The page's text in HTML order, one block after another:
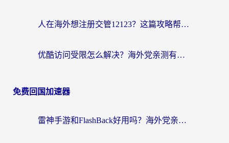
人在海外想注册交管12123？这篇攻略帮你搞定（附回国加速神器）
优酷访问受限怎么解决？海外党亲测有效的回国加速方案
免费回国加速器
雷神手游和FlashBack好用吗？海外党亲测指南，避开破解版坑轻松访问国内资源